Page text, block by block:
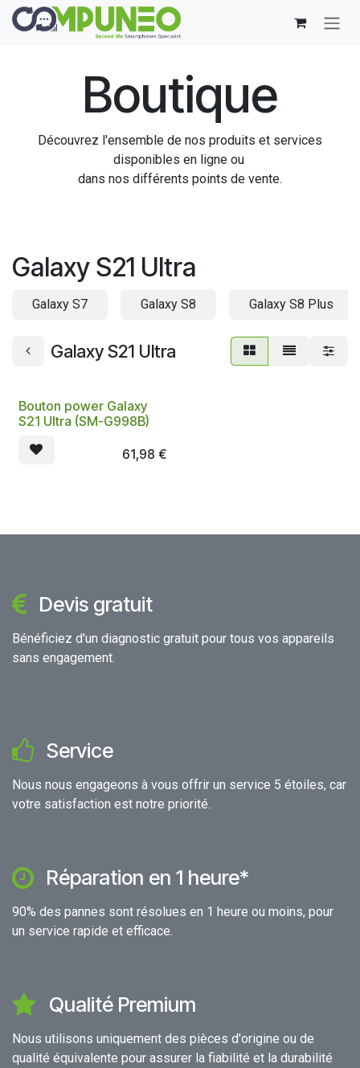
Se rendre au contenu
Boutique
Découvrez l'ensemble de nos produits et services
disponibles en ligne ou
dans nos différents points de vente.
Galaxy S21 Ultra
Galaxy S7 Galaxy S8 Galaxy S8 Plus
Galaxy S21 Ultra
Bouton power Galaxy
S21 Ultra (SM-G998B)
61,98 €
Devis gratuit
Bénéficiez d'un diagnostic gratuit pour tous vos appareils
sans engagement.
Service
Nous nous engageons à vous offrir un service 5 étoiles, car
votre satisfaction est notre priorité.
Réparation en 1 heure*
90% des pannes sont résolues en 1 heure ou moins, pour
un service rapide et efficace.
Qualité Premium
Nous utilisons uniquement des pièces d'origine ou de
qualité équivalente pour assurer la fiabilité et la durabilité